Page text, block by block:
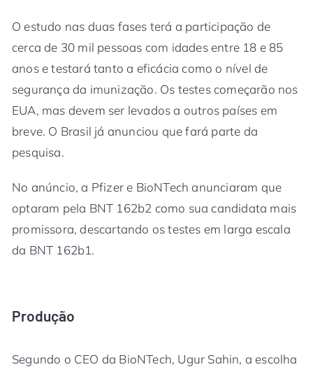
O estudo nas duas fases terá a participação de
cerca de 30 mil pessoas com idades entre 18 e 85
anos e testará tanto a eficácia como o nível de
segurança da imunização. Os testes começarão nos
EUA, mas devem ser levados a outros países em
breve. O Brasil já anunciou que fará parte da
pesquisa.
No anúncio, a Pfizer e BioNTech anunciaram que
optaram pela BNT 162b2 como sua candidata mais
promissora, descartando os testes em larga escala
da BNT 162b1.
Produção
Segundo o CEO da BioNTech, Ugur Sahin, a escolha